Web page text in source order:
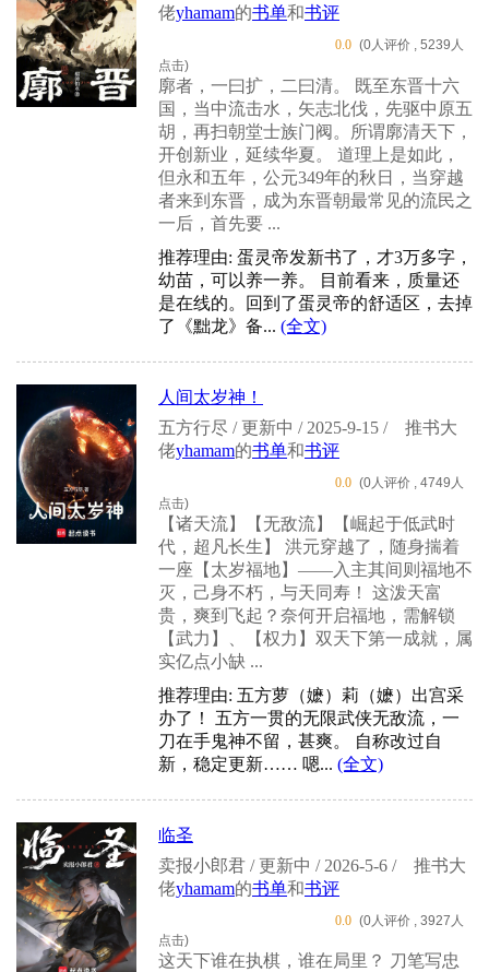
佬yhamam的书单和书评
0.0 (0人评价 , 5239人
点击)
廓者，一曰扩，二曰清。 既至东晋十六
国，当中流击水，矢志北伐，先驱中原五
胡，再扫朝堂士族门阀。所谓廓清天下，
开创新业，延续华夏。 道理上是如此，
但永和五年，公元349年的秋日，当穿越
者来到东晋，成为东晋朝最常见的流民之
一后，首先要 ...
推荐理由: 蛋灵帝发新书了，才3万多字，
幼苗，可以养一养。 目前看来，质量还
是在线的。回到了蛋灵帝的舒适区，去掉
了《黜龙》备... (全文)
人间太岁神！
五方行尽 / 更新中 / 2025-9-15 /
推书大
佬yhamam的书单和书评
0.0 (0人评价 , 4749人
点击)
【诸天流】【无敌流】【崛起于低武时
代，超凡长生】 洪元穿越了，随身揣着
一座【太岁福地】——入主其间则福地不
灭，己身不朽，与天同寿！ 这泼天富
贵，爽到飞起？奈何开启福地，需解锁
【武力】、【权力】双天下第一成就，属
实亿点小缺 ...
推荐理由: 五方萝（嬷）莉（嬷）出宫采
办了！ 五方一贯的无限武侠无敌流，一
刀在手鬼神不留，甚爽。 自称改过自
新，稳定更新…… 嗯... (全文)
临圣
卖报小郎君 / 更新中 / 2026-5-6 /
推书大
佬yhamam的书单和书评
0.0 (0人评价 , 3927人
点击)
这天下谁在执棋，谁在局里？ 刀笔写忠